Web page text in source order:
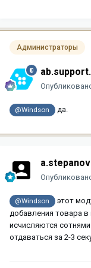
Администраторы
@Windson да.
@Windson
этот
добавления товара в
исчисляются
отдаваться за 2-3